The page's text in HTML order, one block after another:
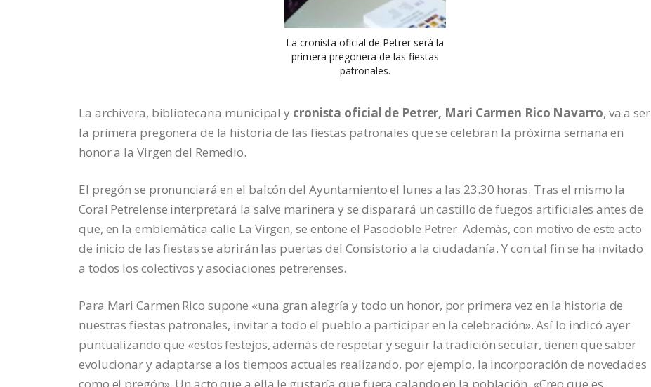
La cronista oficial de Petrer será la
primera pregonera de las fiestas
patronales.
La archivera, bibliotecaria municipal y cronista oficial de Petrer, Mari Carmen Rico Navarro, va a ser
la primera pregonera de la historia de las fiestas patronales que se celebran la próxima semana en
honor a la Virgen del Remedio.
El pregón se pronunciará en el balcón del Ayuntamiento el lunes a las 23.30 horas. Tras el mismo la
Coral Petrelense interpretará la salve marinera y se disparará un castillo de fuegos artificiales antes de
que, en la emblemática calle La Virgen, se entone el Pasodoble Petrer. Además, con motivo de este acto
de inicio de las fiestas se abrirán las puertas del Consistorio a la ciudadanía. Y con tal fin se ha invitado
a todos los colectivos y asociaciones petrerenses.
Para Mari Carmen Rico supone «una gran alegría y todo un honor, por primera vez en la historia de
nuestras fiestas patronales, invitar a todo el pueblo a participar en la celebración». Así lo indicó ayer
puntualizando que «estos festejos, además de respetar y seguir la tradición secular, tienen que saber
evolucionar y adaptarse a los tiempos actuales realizando, por ejemplo, la incorporación de novedades